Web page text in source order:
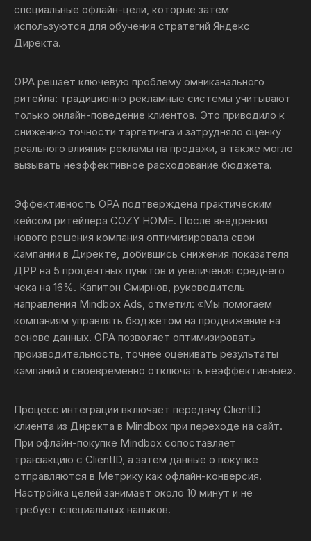
специальные офлайн-цели, которые затем
используются для обучения стратегий Яндекс
Директа.
OPA решает ключевую проблему омниканального
ритейла: традиционно рекламные системы учитывают
только онлайн-поведение клиентов. Это приводило к
снижению точности таргетинга и затрудняло оценку
реального влияния рекламы на продажи, а также могло
вызывать неэффективное расходование бюджета.
Эффективность OPA подтверждена практическим
кейсом ритейлера COZY HOME. После внедрения
нового решения компания оптимизировала свои
кампании в Директе, добившись снижения показателя
ДРР на 5 процентных пунктов и увеличения среднего
чека на 16%. Капитон Смирнов, руководитель
направления Mindbox Ads, отметил: «Мы помогаем
компаниям управлять бюджетом на продвижение на
основе данных. OPA позволяет оптимизировать
производительность, точнее оценивать результаты
кампаний и своевременно отключать неэффективные».
Процесс интеграции включает передачу ClientID
клиента из Директа в Mindbox при переходе на сайт.
При офлайн-покупке Mindbox сопоставляет
транзакцию с ClientID, а затем данные о покупке
отправляются в Метрику как офлайн-конверсия.
Настройка целей занимает около 10 минут и не
требует специальных навыков.